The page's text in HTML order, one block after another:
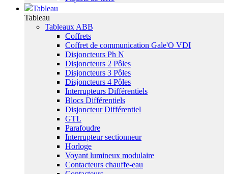
Tableau
Tableau
Tableaux ABB
Coffrets
Coffret de communication Gale'O VDI
Disjoncteurs Ph N
Disjoncteurs 2 Pôles
Disjoncteurs 3 Pôles
Disjoncteurs 4 Pôles
Interrupteurs Différentiels
Blocs Différentiels
Disjoncteur Différentiel
GTL
Parafoudre
Interrupteur sectionneur
Horloge
Voyant lumineux modulaire
Contacteurs chauffe-eau